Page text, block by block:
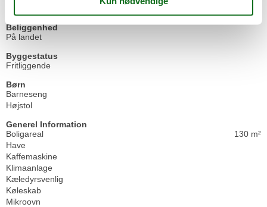
Beliggenhed
På landet
Byggestatus
Fritliggende
Børn
Barneseng
Højstol
Generel Information
Boligareal
130 m²
Have
Kaffemaskine
Klimaanlage
Kæledyrsvenlig
Køleskab
Mikroovn